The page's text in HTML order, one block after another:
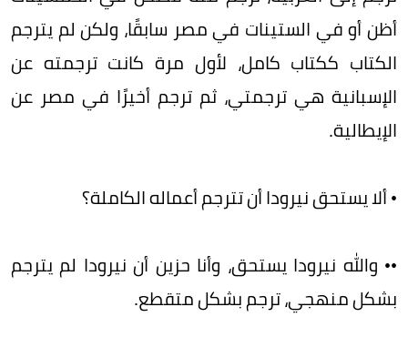
أظن أو في الستينات في مصر سابقًا، ولكن لم يترجم
الكتاب ككتاب كامل، لأول مرة كانت ترجمته عن
الإسبانية هي ترجمتي، ثم ترجم أخيرًا في مصر عن
الإيطالية.
• ألا يستحق نيرودا أن تترجم أعماله الكاملة؟
•• والله نيرودا يستحق، وأنا حزين أن نيرودا لم يترجم
بشكل منهجي، ترجم بشكل متقطع.